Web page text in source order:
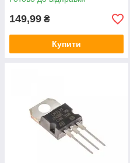
149,99 ₴
Купити